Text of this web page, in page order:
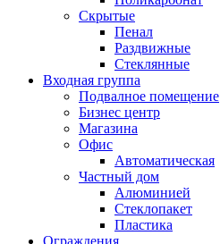
Скрытые
Пенал
Раздвижные
Стеклянные
Входная группа
Подвалное помещение
Бизнес центр
Магазина
Офис
Автоматическая
Частный дом
Алюминией
Стеклопакет
Пластика
Ограждения